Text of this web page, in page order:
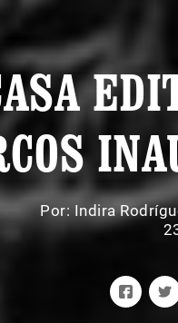
Por: Indira